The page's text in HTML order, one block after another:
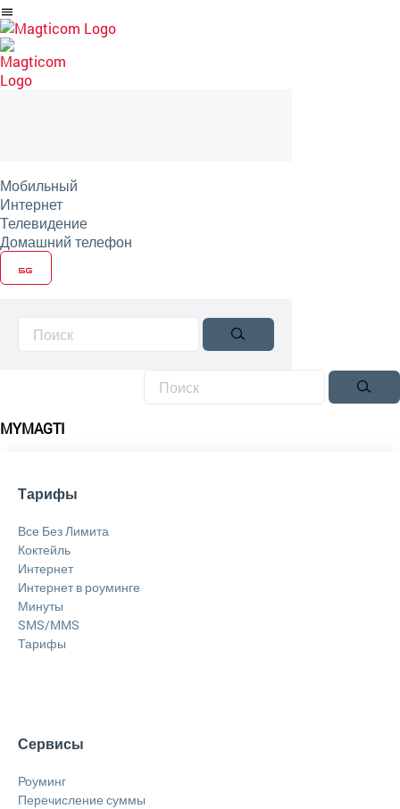
Перейти
на
артикль
Мобильный
Интернет
Телевидение
Домашний телефон
MYMAGTI
Тарифы
Все Без Лимита
Коктейль
Интернет
Интернет в роуминге
Минуты
SMS/MMS
Тарифы
Сервисы
Роуминг
Перечисление суммы